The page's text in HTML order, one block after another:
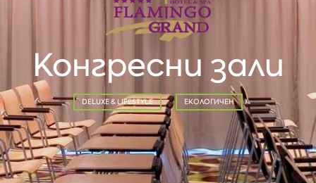
Конгресни зали
DELUXE & LIFESTYLE ЕКОЛОГИЧЕН